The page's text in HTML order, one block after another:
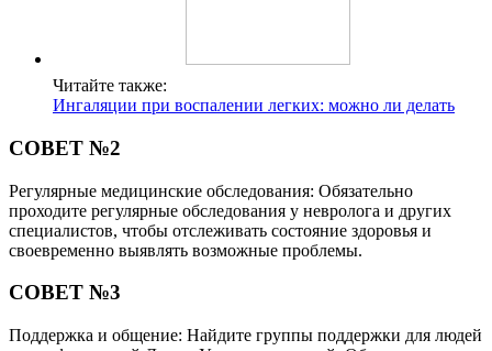
Читайте также:
Ингаляции при воспалении легких: можно ли делать
СОВЕТ №2
Регулярные медицинские обследования: Обязательно
проходите регулярные обследования у невролога и других
специалистов, чтобы отслеживать состояние здоровья и
своевременно выявлять возможные проблемы.
СОВЕТ №3
Поддержка и общение: Найдите группы поддержки для людей